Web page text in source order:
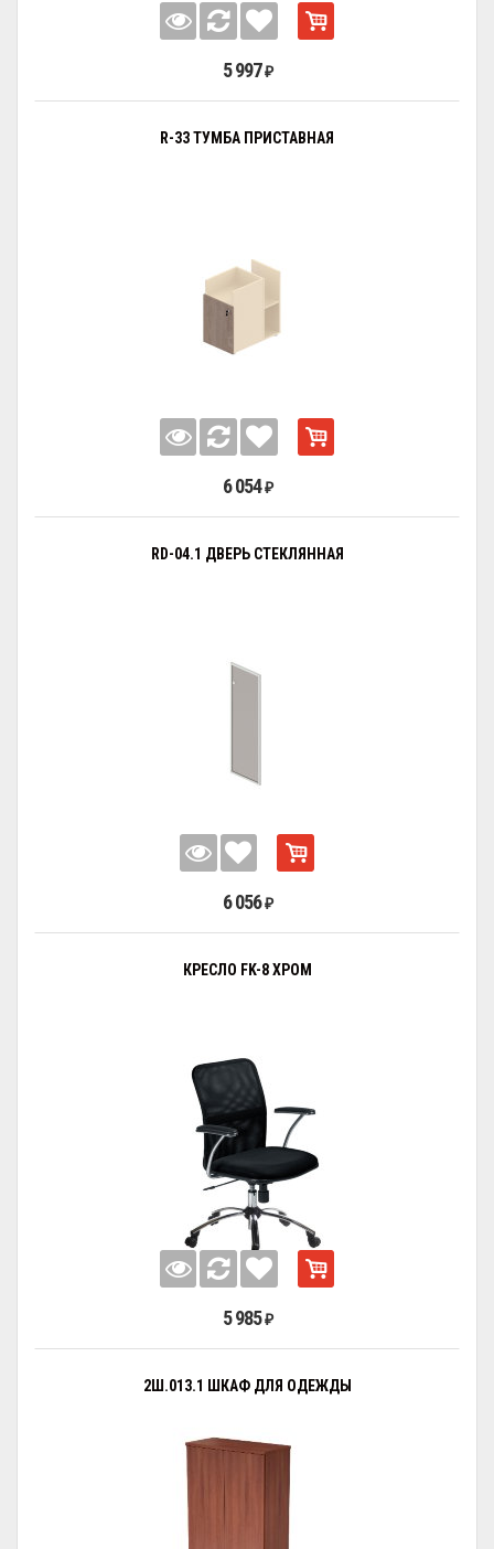
5 997 ₽
R-33 ТУМБА ПРИСТАВНАЯ
6 054 ₽
RD-04.1 ДВЕРЬ СТЕКЛЯННАЯ
6 056 ₽
КРЕСЛО FK-8 ХРОМ
5 985 ₽
2Ш.013.1 ШКАФ ДЛЯ ОДЕЖДЫ